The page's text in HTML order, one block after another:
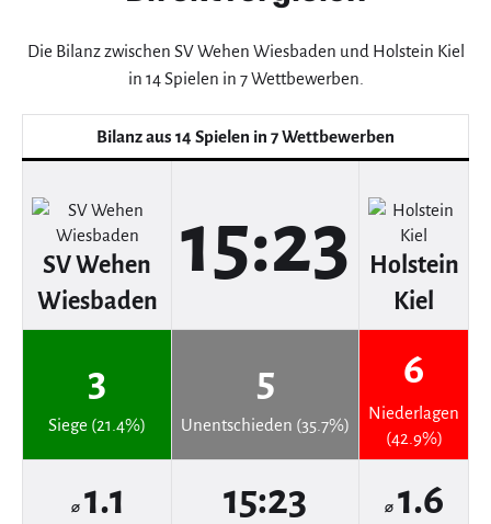
Die Bilanz zwischen SV Wehen Wiesbaden und Holstein Kiel
in 14 Spielen in 7 Wettbewerben.
Bilanz aus 14 Spielen in 7 Wettbewerben
SV Wehen
Wiesbaden
15:23
Holstein
Kiel
3
Siege (21.4%)
5
Unentschieden (35.7%)
6
Niederlagen
(42.9%)
⌀ 1.1 15:23 ⌀ 1.6